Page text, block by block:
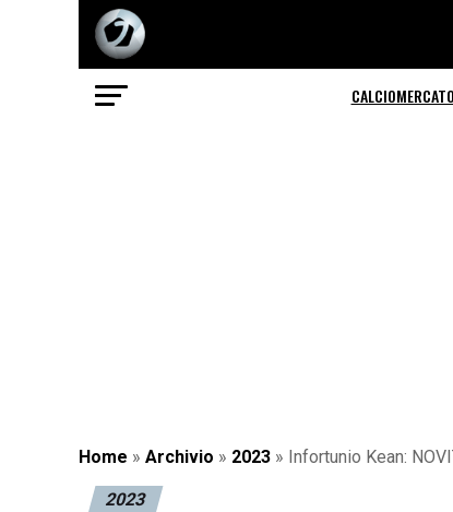
CALCIOMERCATO
Home » Archivio » 2023 » Infortunio Kean:
2023